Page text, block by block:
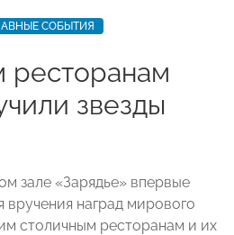
СОБЫТИЯ
ресторанам
звезды
зале «Зарядье» впервые
вручения наград мирового
столичным ресторанам и их